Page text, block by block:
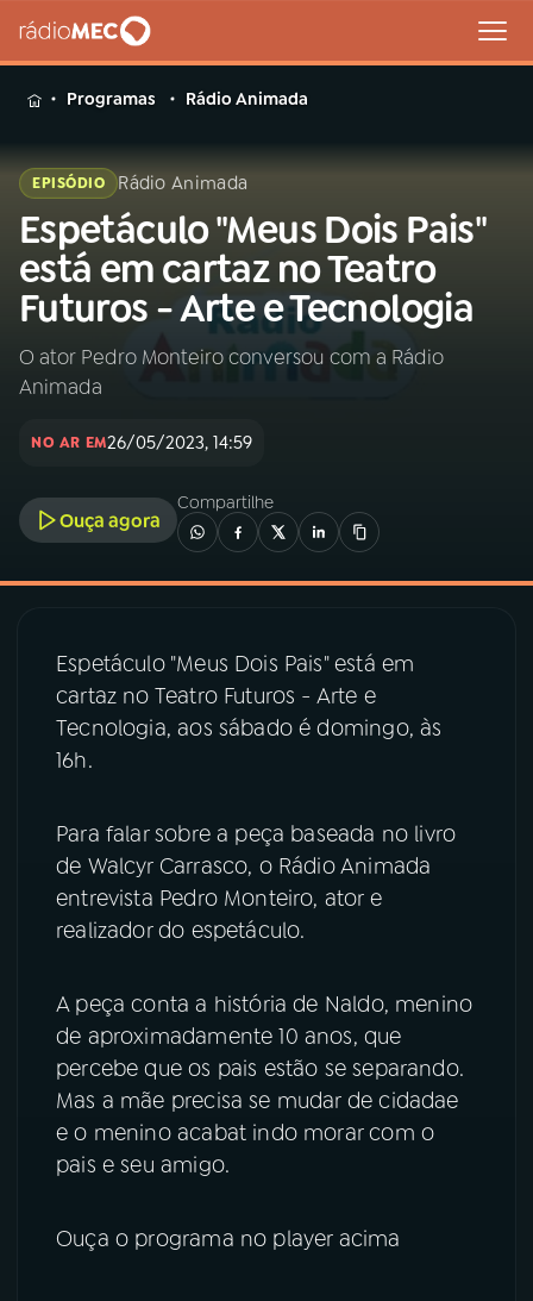
MENU
Buscar
na
Rádio
MEC
Buscar
Início AO VIVO
INÍCIO
A RÁDIO
03PROGRAMAÇÃO
04PROGRAMAS
06VIDEOCASTS
07ÚLTIMAS
ACOMPANHE A RÁDIO MEC
Instagram
TikTok
Programas Rádio Animada
EPISÓDIO Rádio Animada
Espetáculo "Meus Dois Pais"
está em cartaz no Teatro
Futuros - Arte e Tecnologia
O ator Pedro Monteiro conversou com a Rádio
Animada
NO AR EM26/05/2023, 14:59
Ouça agora
Compartilhe
Espetáculo "Meus Dois Pais" está em
cartaz no Teatro Futuros - Arte e
Tecnologia, aos sábado é domingo, às
16h.
Para falar sobre a peça baseada no livro
de Walcyr Carrasco, o Rádio Animada
entrevista Pedro Monteiro, ator e
realizador do espetáculo.
A peça conta a história de Naldo, menino
de aproximadamente 10 anos, que
percebe que os pais estão se separando.
Mas a mãe precisa se mudar de cidadae
e o menino acabat indo morar com o
pais e seu amigo.
Ouça o programa no player acima